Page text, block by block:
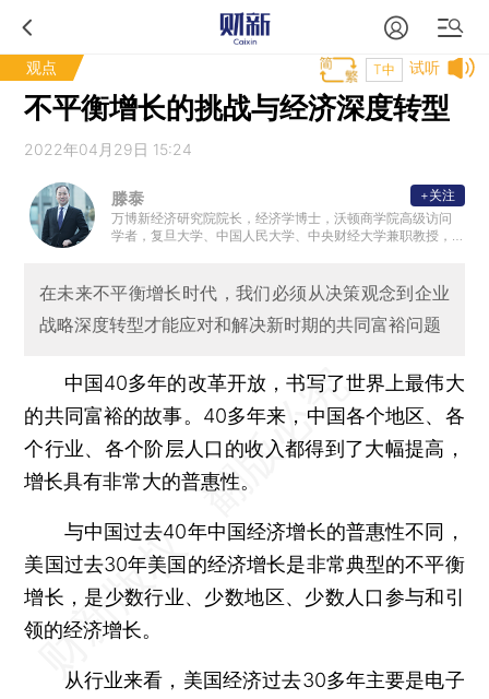
观点 试听
T中
不平衡增长的挑战与经济深度转型
2022年04月29日 15:24
滕泰
万博新经济研究院院长，经济学博士，沃顿商学院高级访问
学者，复旦大学、中国人民大学、中央财经大学兼职教授，
+关注
在未来不平衡增长时代，我们必须从决策观念到企业
战略深度转型才能应对和解决新时期的共同富裕问题
中国40多年的改革开放，书写了世界上最伟大
的共同富裕的故事。40多年来，中国各个地区、各
个行业、各个阶层人口的收入都得到了大幅提高，
增长具有非常大的普惠性。
与中国过去40年中国经济增长的普惠性不同，
美国过去30年美国的经济增长是非常典型的不平衡
增长，是少数行业、少数地区、少数人口参与和引
领的经济增长。
从行业来看，美国经济过去30多年主要是电子